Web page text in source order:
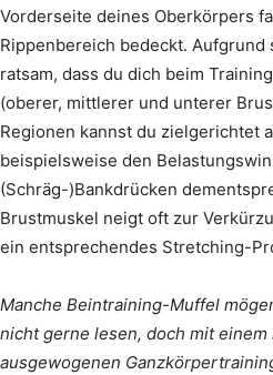
Vorderseite deines Oberkörpers
Rippenbereich bedeckt. Aufgrund
ratsam, dass du dich beim
(oberer, mittlerer und unterer
Regionen kannst du zielgerichtet
beispielsweise den
(Schräg-)Bankdrücken
Brustmuskel neigt oft zur
ein entsprechendes Stretching-
Manche Beintraining-Muffel
nicht gerne lesen, doch mit
ausgewogenen